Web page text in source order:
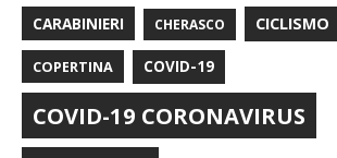
CARABINIERI CHERASCO CICLISMO
COPERTINA COVID-19
COVID-19 CORONAVIRUS